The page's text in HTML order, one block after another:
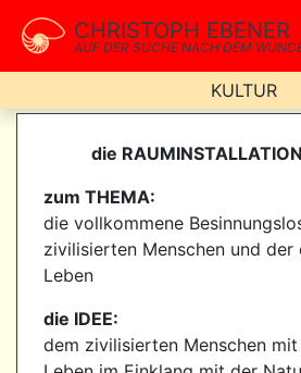
CHRISTOPH EBENER
AUF DER SUCHE NACH DEM
KULTUR
die
zum THEMA:
die vollkommene
zivilisierten Menschen und der
Leben
die IDEE:
dem zivilisierten Menschen